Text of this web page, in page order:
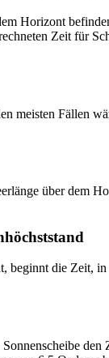
Horizont
Zeit für
meisten Fällen
über dem
beginnt die Zeit,